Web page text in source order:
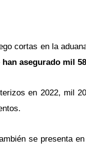
cortas en la
han asegurado mil
en 2022, mil
se presenta